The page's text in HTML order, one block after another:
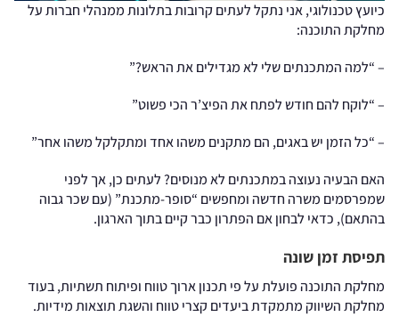
כיועץ טכנולוגי, אני נתקל לעתים קרובות בתלונות ממנהלי חברות על
מחלקת התוכנה:
– “למה המתכנתים שלי לא מגדילים את הראש?”
– “לוקח להם חודש לפתח את הפיצ’ר הכי פשוט”
– “כל הזמן יש באגים, הם מתקנים משהו אחד ומתקלקל משהו אחר”
האם הבעיה נעוצה במתכנתים לא מנוסים? לעתים כן, אך לפני
שמפרסמים משרה חדשה ומחפשים “סופר-מתכנת” (עם שכר גבוה
בהתאם), כדאי לבחון אם הפתרון כבר קיים בתוך הארגון.
תפיסת זמן שונה
מחלקת התוכנה פועלת על פי תכנון ארוך טווח ופיתוח תשתיות, בעוד
מחלקת השיווק מתמקדת ביעדים קצרי טווח והשגת תוצאות מידיות.